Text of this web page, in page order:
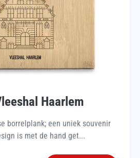
Haarlem
borrelplank; een uniek souvenir
is met de hand get...